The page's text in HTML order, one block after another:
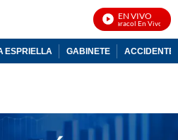
EN VIVO
Noticias Caracol En Vivo
ESPRIELLA GABINETE ACCIDENTE